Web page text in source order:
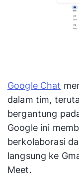
Google Chat
dalam tim,
bergantung
Google ini
berkolaborasi
langsung ke
Meet.